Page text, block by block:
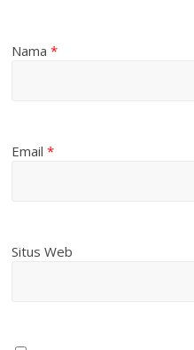
Nama*
Email*
Situs Web